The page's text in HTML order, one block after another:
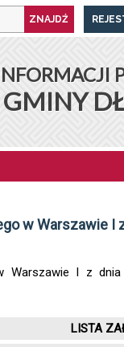
w Warszawie I
Warszawie I z
LISTA